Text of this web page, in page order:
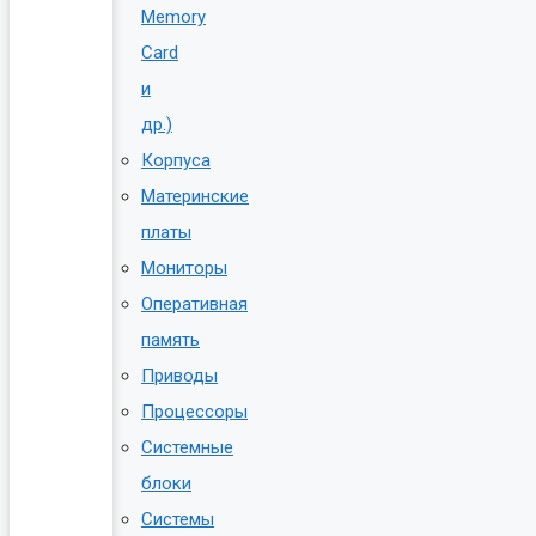
Memory
Card
и
др.)
Корпуса
Материнские
платы
Мониторы
Оперативная
память
Приводы
Процессоры
Системные
блоки
Системы